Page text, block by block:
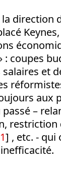
la
: coupes
et
aux
–
restriction
1] , etc. -